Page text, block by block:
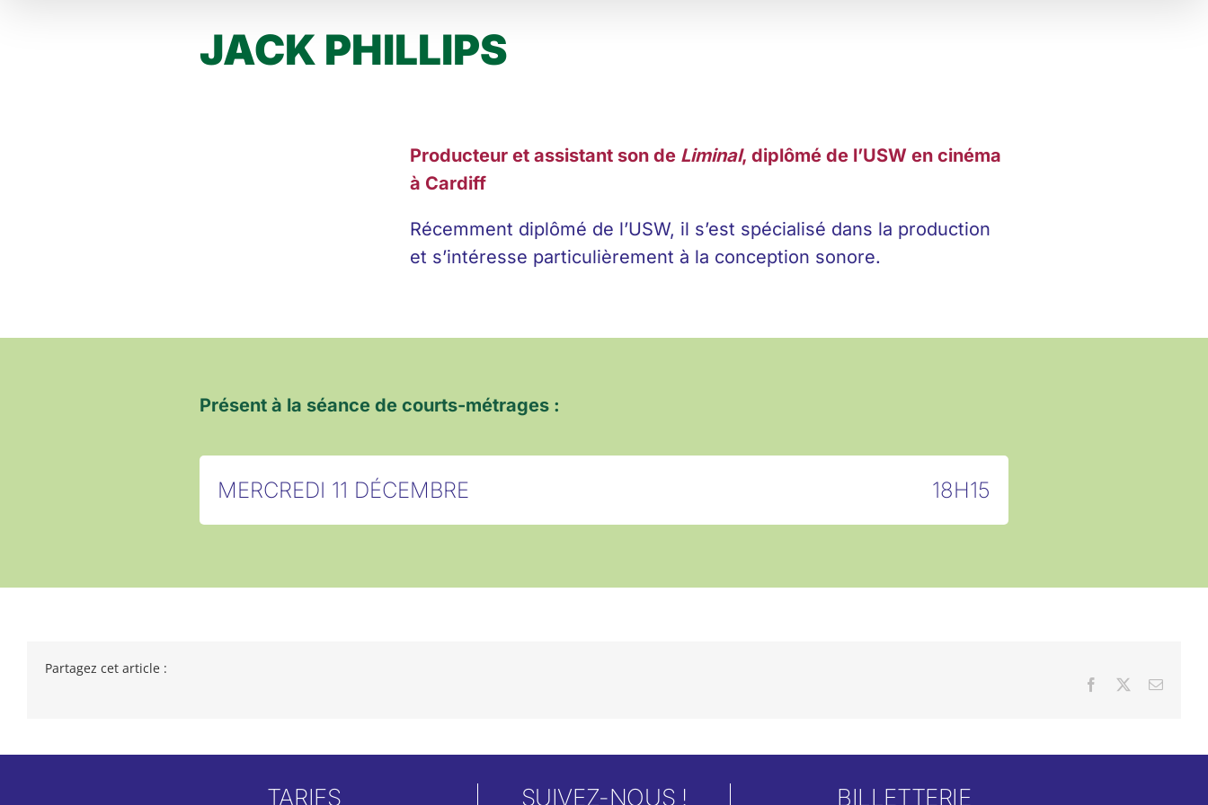
JACK PHILLIPS
Producteur et assistant son de Liminal, diplômé de l’USW en cinéma
à Cardiff
Récemment diplômé de l’USW, il s’est spécialisé dans la production
et s’intéresse particulièrement à la conception sonore.
Présent à la séance de courts-métrages :
MERCREDI 11 DÉCEMBRE 18H15
Partagez cet article :
Facebook Email
TARIFS SUIVEZ-NOUS ! BILLETTERIE